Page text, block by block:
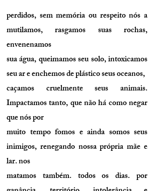
perdidos, sem memória ou respeito nós a
mutilamos, rasgamos suas rochas,
envenenamos
sua água, queimamos seu solo, intoxicamos
seu ar e enchemos de plástico seus oceanos,
caçamos cruelmente seus animais.
Impactamos tanto, que não há como negar
que nós por
muito tempo fomos e ainda somos seus
inimigos, renegando nossa própria mãe e
lar. nos
matamos também. todos os dias. por